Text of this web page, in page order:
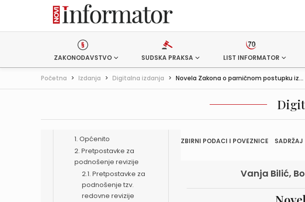
ZAKONODAVSTVO SUDSKA PRAKSA LIST INFORMATOR
Početna > Izdanja > Digitalna izdanja > Novela Zakona o parničnom postupku iz...
kad prvostupanjska
presuda ima nedostataka
zbog kojih se ne može
ispitati
9. Provedba
drugostupanjske rasprave
radi otklanjanja bitnih
povreda parničnog
1. Općenito
2. Pretpostavke za
podnošenje revizije
2.1. Pretpostavke za
podnošenje tzv.
redovne revizije
ZBIRNI PODACI I POVEZNICE SADRŽAJ
Vanja Bilić,